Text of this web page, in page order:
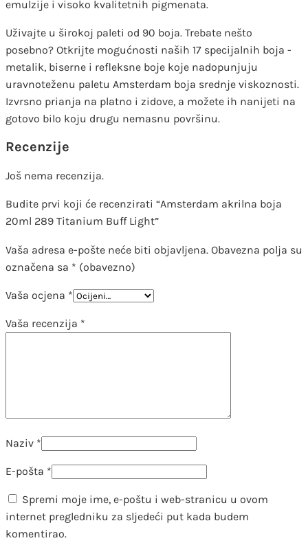
emulzije i visoko kvalitetnih pigmenata.
Uživajte u širokoj paleti od 90 boja. Trebate nešto
posebno? Otkrijte mogućnosti naših 17 specijalnih boja -
metalik, biserne i refleksne boje koje nadopunjuju
uravnoteženu paletu Amsterdam boja srednje viskoznosti.
Izvrsno prianja na platno i zidove, a možete ih nanijeti na
gotovo bilo koju drugu nemasnu površinu.
Recenzije
Još nema recenzija.
Budite prvi koji će recenzirati “Amsterdam akrilna boja
20ml 289 Titanium Buff Light”
Vaša adresa e-pošte neće biti objavljena. Obavezna polja su
označena sa * (obavezno)
Vaša ocjena *
Vaša recenzija *
Naziv *
E-pošta *
Spremi moje ime, e-poštu i web-stranicu u ovom
internet pregledniku za sljedeći put kada budem
komentirao.